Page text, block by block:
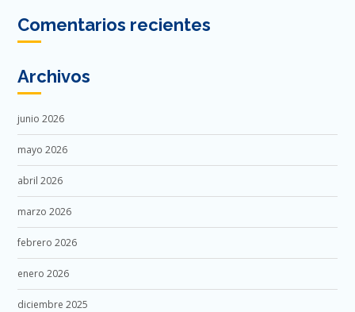
Comentarios recientes
Archivos
junio 2026
mayo 2026
abril 2026
marzo 2026
febrero 2026
enero 2026
diciembre 2025